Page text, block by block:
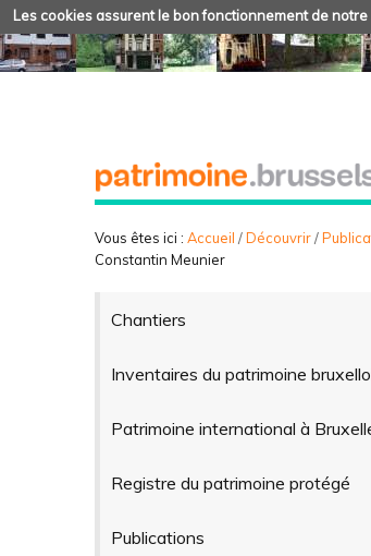
Les cookies assurent le bon fonctionnement de
Vous êtes ici : Accueil /Découvrir/
Constantin Meunier
Chantiers
Inventaires du patrimoine
Patrimoine international à
Registre du patrimoine protégé
Publications